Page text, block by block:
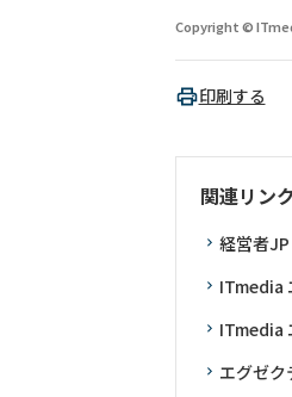
Copyright ©
印刷する
関連リン
経営者JP
ITmedia
ITmedia
エグゼ